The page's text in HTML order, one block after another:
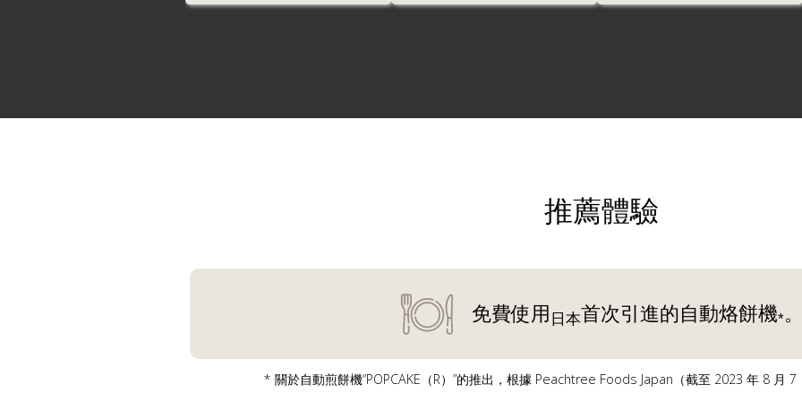
推薦體驗
免費使用 日本首次引進的自動烙餅機*。
* 關於自動煎餅機“POPCAKE（R）”的推出，根據 Peachtree Foods Japan（截至 2023 年 8 月 7